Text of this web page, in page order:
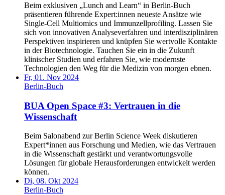
Beim exklusiven „Lunch and Learn“ in Berlin-Buch
präsentieren führende Expert:innen neueste Ansätze wie
Single-Cell Multiomics und Immunzellprofiling. Lassen Sie
sich von innovativen Analyseverfahren und interdisziplinären
Perspektiven inspirieren und knüpfen Sie wertvolle Kontakte
in der Biotechnologie. Tauchen Sie ein in die Zukunft
klinischer Studien und erfahren Sie, wie modernste
Technologien den Weg für die Medizin von morgen ebnen.
Fr, 01. Nov 2024
Berlin-Buch
BUA Open Space #3: Vertrauen in die
Wissenschaft
Beim Salonabend zur Berlin Science Week diskutieren
Expert*innen aus Forschung und Medien, wie das Vertrauen
in die Wissenschaft gestärkt und verantwortungsvolle
Lösungen für globale Herausforderungen entwickelt werden
können.
Di, 08. Okt 2024
Berlin-Buch